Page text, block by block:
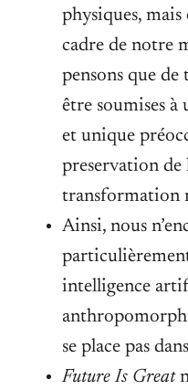
physiques, mais
cadre de notre
pensons que de
être soumises
et unique
preservation de
transformation
Ainsi, nous
intelligence
se place pas
Future Is Great